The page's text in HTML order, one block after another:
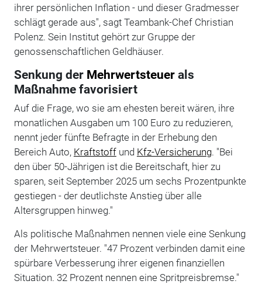
ihrer persönlichen Inflation - und dieser Gradmesser
schlägt gerade aus", sagt Teambank-Chef Christian
Polenz. Sein Institut gehört zur Gruppe der
genossenschaftlichen Geldhäuser.
Senkung der Mehrwertsteuerals
Maßnahme favorisiert
Auf die Frage, wo sie am ehesten bereit wären, ihre
monatlichen Ausgaben um 100 Euro zu reduzieren,
nennt jeder fünfte Befragte in der Erhebung den
Bereich Auto, Kraftstoffund Kfz-Versicherung. "Bei
den über 50-Jährigen ist die Bereitschaft, hier zu
sparen, seit September 2025 um sechs Prozentpunkte
gestiegen - der deutlichste Anstieg über alle
Altersgruppen hinweg."
Als politische Maßnahmen nennen viele eine Senkung
der Mehrwertsteuer. "47 Prozent verbinden damit eine
spürbare Verbesserung ihrer eigenen finanziellen
Situation. 32 Prozent nennen eine Spritpreisbremse."